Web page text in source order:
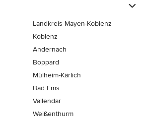
Landkreis Mayen-Koblenz
Koblenz
Andernach
Boppard
Mülheim-Kärlich
Bad Ems
Vallendar
Weißenthurm